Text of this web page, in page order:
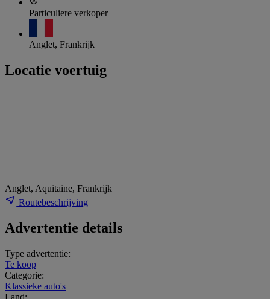
Particuliere verkoper
Anglet, Frankrijk
Locatie voertuig
Anglet, Aquitaine, Frankrijk
Routebeschrijving
Advertentie details
Type advertentie:
Te koop
Categorie:
Klassieke auto's
Land: